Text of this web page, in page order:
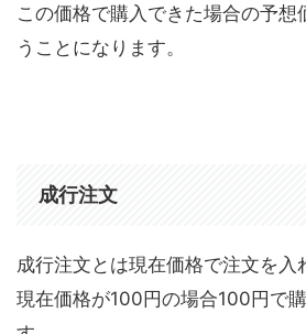
この価格で購入できた場合の予
うことになります。
成行注文
成行注文とは現在価格で注文を入
現在価格が100円の場合100円で